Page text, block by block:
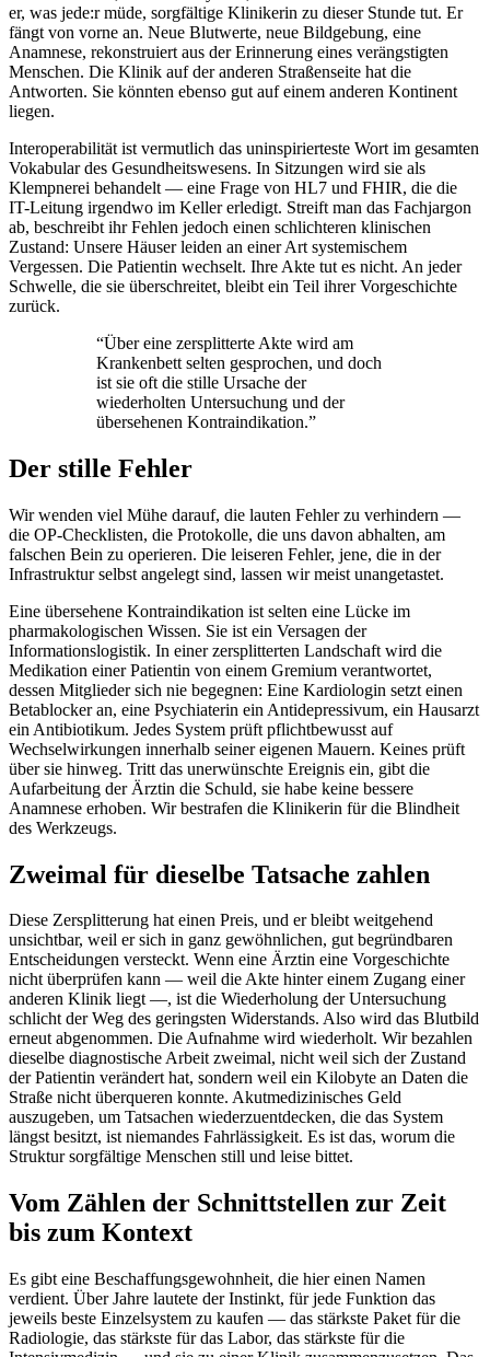
er, was jede:r müde, sorgfältige Klinikerin zu dieser Stunde tut. Er
fängt von vorne an. Neue Blutwerte, neue Bildgebung, eine
Anamnese, rekonstruiert aus der Erinnerung eines verängstigten
Menschen. Die Klinik auf der anderen Straßenseite hat die
Antworten. Sie könnten ebenso gut auf einem anderen Kontinent
liegen.
Interoperabilität ist vermutlich das uninspirierteste Wort im gesamten
Vokabular des Gesundheitswesens. In Sitzungen wird sie als
Klempnerei behandelt — eine Frage von HL7 und FHIR, die die
IT-Leitung irgendwo im Keller erledigt. Streift man das Fachjargon
ab, beschreibt ihr Fehlen jedoch einen schlichteren klinischen
Zustand: Unsere Häuser leiden an einer Art systemischem
Vergessen. Die Patientin wechselt. Ihre Akte tut es nicht. An jeder
Schwelle, die sie überschreitet, bleibt ein Teil ihrer Vorgeschichte
zurück.
“Über eine zersplitterte Akte wird am
Krankenbett selten gesprochen, und doch
ist sie oft die stille Ursache der
wiederholten Untersuchung und der
übersehenen Kontraindikation.”
Der stille Fehler
Wir wenden viel Mühe darauf, die lauten Fehler zu verhindern —
die OP-Checklisten, die Protokolle, die uns davon abhalten, am
falschen Bein zu operieren. Die leiseren Fehler, jene, die in der
Infrastruktur selbst angelegt sind, lassen wir meist unangetastet.
Eine übersehene Kontraindikation ist selten eine Lücke im
pharmakologischen Wissen. Sie ist ein Versagen der
Informationslogistik. In einer zersplitterten Landschaft wird die
Medikation einer Patientin von einem Gremium verantwortet,
dessen Mitglieder sich nie begegnen: Eine Kardiologin setzt einen
Betablocker an, eine Psychiaterin ein Antidepressivum, ein Hausarzt
ein Antibiotikum. Jedes System prüft pflichtbewusst auf
Wechselwirkungen innerhalb seiner eigenen Mauern. Keines prüft
über sie hinweg. Tritt das unerwünschte Ereignis ein, gibt die
Aufarbeitung der Ärztin die Schuld, sie habe keine bessere
Anamnese erhoben. Wir bestrafen die Klinikerin für die Blindheit
des Werkzeugs.
Zweimal für dieselbe Tatsache zahlen
Diese Zersplitterung hat einen Preis, und er bleibt weitgehend
unsichtbar, weil er sich in ganz gewöhnlichen, gut begründbaren
Entscheidungen versteckt. Wenn eine Ärztin eine Vorgeschichte
nicht überprüfen kann — weil die Akte hinter einem Zugang einer
anderen Klinik liegt —, ist die Wiederholung der Untersuchung
schlicht der Weg des geringsten Widerstands. Also wird das Blutbild
erneut abgenommen. Die Aufnahme wird wiederholt. Wir bezahlen
dieselbe diagnostische Arbeit zweimal, nicht weil sich der Zustand
der Patientin verändert hat, sondern weil ein Kilobyte an Daten die
Straße nicht überqueren konnte. Akutmedizinisches Geld
auszugeben, um Tatsachen wiederzuentdecken, die das System
längst besitzt, ist niemandes Fahrlässigkeit. Es ist das, worum die
Struktur sorgfältige Menschen still und leise bittet.
Vom Zählen der Schnittstellen zur Zeit
bis zum Kontext
Es gibt eine Beschaffungsgewohnheit, die hier einen Namen
verdient. Über Jahre lautete der Instinkt, für jede Funktion das
jeweils beste Einzelsystem zu kaufen — das stärkste Paket für die
Radiologie, das stärkste für das Labor, das stärkste für die